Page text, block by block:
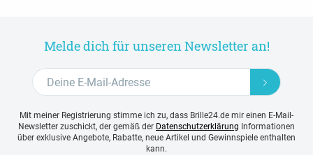
Melde dich für unseren Newsletter an!
Mit meiner Registrierung stimme ich zu, dass Brille24.de mir einen E-Mail-
Newsletter zuschickt, der gemäß der Datenschutzerklärung Informationen
über exklusive Angebote, Rabatte, neue Artikel und Gewinnspiele enthalten
kann.